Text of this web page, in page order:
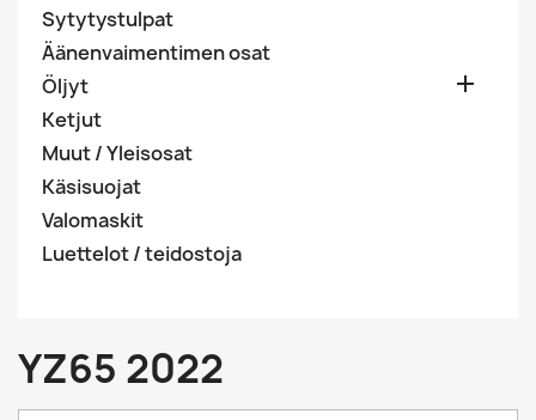
Sytytystulpat
Äänenvaimentimen osat
Öljyt

Ketjut
Muut / Yleisosat
Käsisuojat
Valomaskit
Luettelot / teidostoja
YZ65 2022